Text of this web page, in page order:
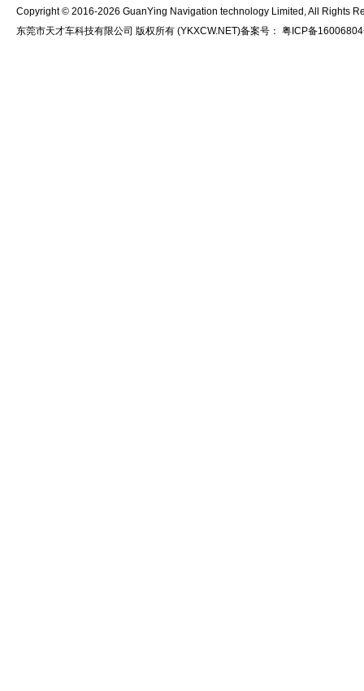
Copyright © 2016-2026 GuanYing Navigation technology Limited, All Rights
东莞市天才车科技有限公司 版权所有 (YKXCW.NET)备案号： 粤ICP备